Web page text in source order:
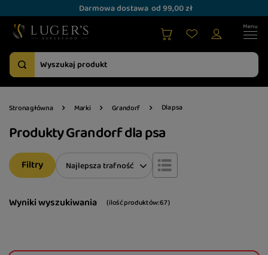
Darmowa dostawa od 99,00 zł
Strona główna Marki Grandorf Dla psa
Produkty Grandorf dla psa
Wyniki wyszukiwania ( ilość produktów:67)
Zmień sortowanie
Najlepsza trafność
Filtry